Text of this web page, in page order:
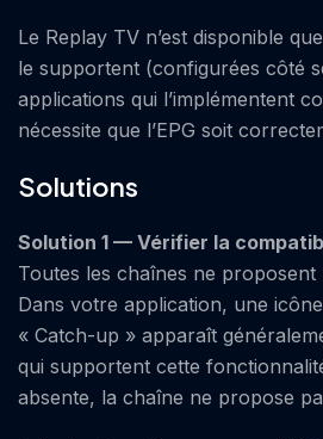
Le Replay TV n’est disponible
le supportent (configurées côté
applications qui l’implémentent
nécessite que l’EPG soit
Solutions
Solution 1 — Vérifier la
Toutes les chaînes ne proposent
Dans votre application, une
« Catch-up » apparaît
qui supportent cette
absente, la chaîne ne propose